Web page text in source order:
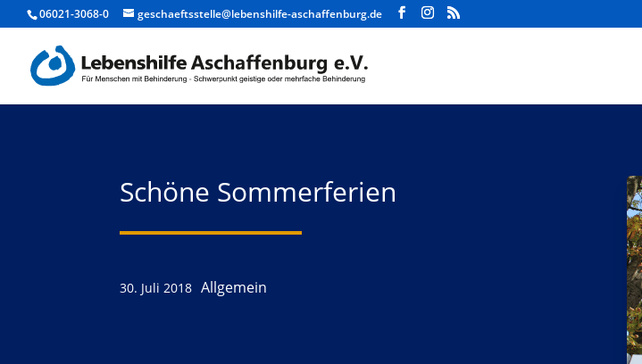
06021-3068-0 geschaeftsstelle@lebenshilfe-aschaffenburg.de
Schöne Sommerferien
30. Juli 2018 Allgemein